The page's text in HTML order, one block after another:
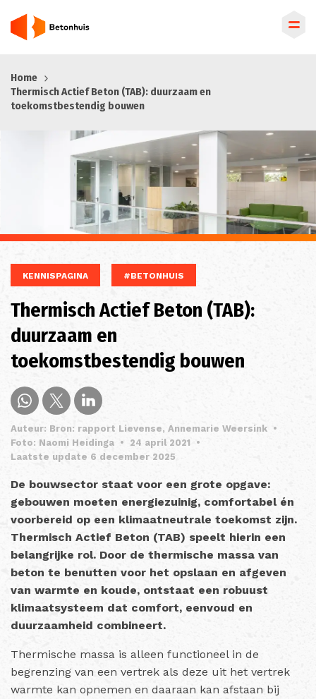
en
naar
Home
Thermisch Actief Beton (TAB): duurzaam en
toekomstbestendig bouwen
KENNISPAGINA #BETONHUIS
Thermisch Actief Beton (TAB):
duurzaam en
toekomstbestendig bouwen
Auteur: Bron: rapport Lievense, Annemarie Weersink •
Foto: Naomi Heidinga • 24 april 2021
•
Laatste update 6 december 2025
De bouwsector staat voor een grote opgave:
gebouwen moeten energiezuinig, comfortabel én
voorbereid op een klimaatneutrale toekomst zijn.
Thermisch Actief Beton (TAB) speelt hierin een
belangrijke rol. Door de thermische massa van
beton te benutten voor het opslaan en afgeven
van warmte en koude, ontstaat een robuust
klimaatsysteem dat comfort, eenvoud en
duurzaamheid combineert.
Thermische massa is alleen functioneel in de
begrenzing van een vertrek als deze uit het vertrek
warmte kan opnemen en daaraan kan afstaan bij